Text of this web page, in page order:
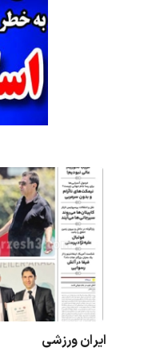
ایران ورزشی